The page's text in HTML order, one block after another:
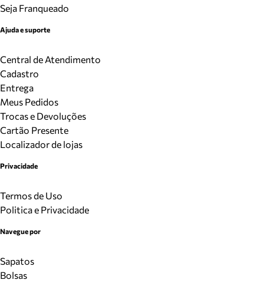
Seja Franqueado
Ajuda e suporte
Central de Atendimento
Cadastro
Entrega
Meus Pedidos
Trocas e Devoluções
Cartão Presente
Localizador de lojas
Privacidade
Termos de Uso
Politica e Privacidade
Navegue por
Sapatos
Bolsas